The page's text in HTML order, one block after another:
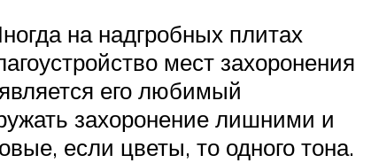
на надгробных плитах
мест захоронения
его любимый
захоронение лишними и
если цветы, то одного тона.